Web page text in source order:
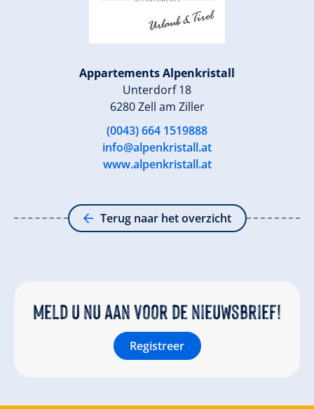
Appartements Alpenkristall
Unterdorf 18
6280 Zell am Ziller
(0043) 664 1519888
info@alpenkristall.at
www.alpenkristall.at
Terug naar het overzicht
Meld u nu aan voor de nieuwsbrief!
Registreer